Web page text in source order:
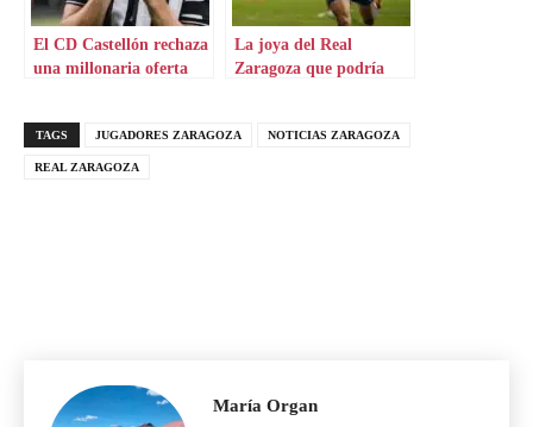
El CD Castellón rechaza
una millonaria oferta
La joya del Real
Zaragoza que podría
TAGS JUGADORES ZARAGOZA NOTICIAS ZARAGOZA
REAL ZARAGOZA
María Organ